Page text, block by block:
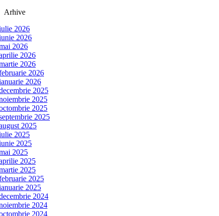
Arhive
2026
2026
2026
2026
2026
2026
2026
2025
2025
2025
2025
2025
2025
2025
2025
2025
2025
2025
2025
2024
2024
2024